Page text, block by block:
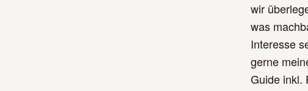
wir
was
Interesse
gerne
Guide inkl.